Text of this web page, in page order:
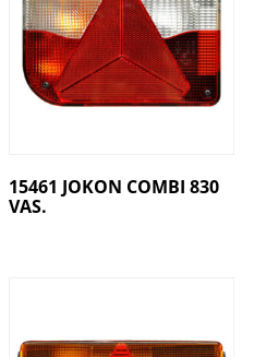
15461 JOKON COMBI 830
VAS.